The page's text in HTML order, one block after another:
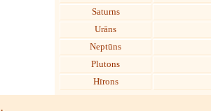
Saturns
Urāns
Neptūns
Plutons
Hīrons